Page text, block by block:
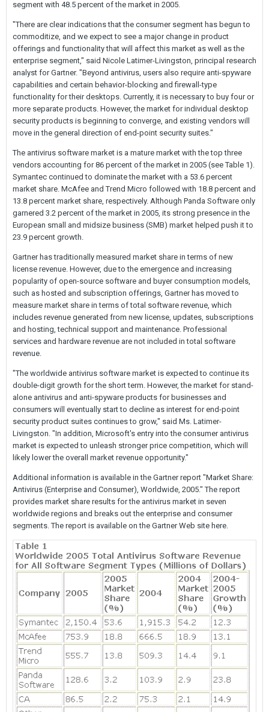
segment with 48.5 percent of the market in 2005.
"There are clear indications that the consumer segment has begun to
commoditize, and we expect to see a major change in product
offerings and functionality that will affect this market as well as the
enterprise segment," said Nicole Latimer-Livingston, principal research
analyst for Gartner. "Beyond antivirus, users also require anti-spyware
capabilities and certain behavior-blocking and firewall-type
functionality for their desktops. Currently, it is necessary to buy four or
more separate products. However, the market for individual desktop
security products is beginning to converge, and existing vendors will
move in the general direction of end-point security suites."
The antivirus software market is a mature market with the top three
vendors accounting for 86 percent of the market in 2005 (see Table 1).
Symantec continued to dominate the market with a 53.6 percent
market share. McAfee and Trend Micro followed with 18.8 percent and
13.8 percent market share, respectively. Although Panda Software only
garnered 3.2 percent of the market in 2005, its strong presence in the
European small and midsize business (SMB) market helped push it to
23.9 percent growth.
Gartner has traditionally measured market share in terms of new
license revenue. However, due to the emergence and increasing
popularity of open-source software and buyer consumption models,
such as hosted and subscription offerings, Gartner has moved to
measure market share in terms of total software revenue, which
includes revenue generated from new license, updates, subscriptions
and hosting, technical support and maintenance. Professional
services and hardware revenue are not included in total software
revenue.
"The worldwide antivirus software market is expected to continue its
double-digit growth for the short term. However, the market for stand-
alone antivirus and anti-spyware products for businesses and
consumers will eventually start to decline as interest for end-point
security product suites continues to grow," said Ms. Latimer-
Livingston. "In addition, Microsoft's entry into the consumer antivirus
market is expected to unleash stronger price competition, which will
likely lower the overall market revenue opportunity."
Additional information is available in the Gartner report "Market Share:
Antivirus (Enterprise and Consumer), Worldwide, 2005." The report
provides market share results for the antivirus market in seven
worldwide regions and breaks out the enterprise and consumer
segments. The report is available on the Gartner Web site here.